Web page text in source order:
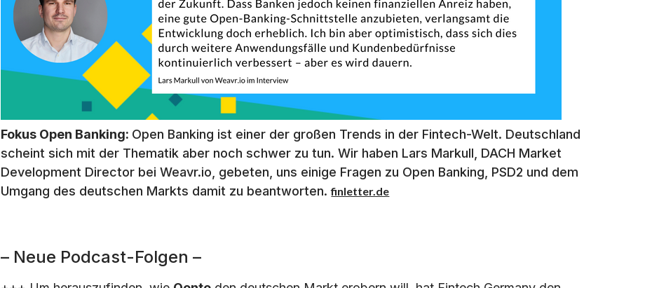
Fokus Open Banking: Open Banking ist einer der großen Trends in der Fintech-Welt. Deutschland
scheint sich mit der Thematik aber noch schwer zu tun. Wir haben Lars Markull, DACH Market
Development Director bei Weavr.io, gebeten, uns einige Fragen zu Open Banking, PSD2 und dem
Umgang des deutschen Markts damit zu beantworten.finletter.de
– Neue Podcast-Folgen –